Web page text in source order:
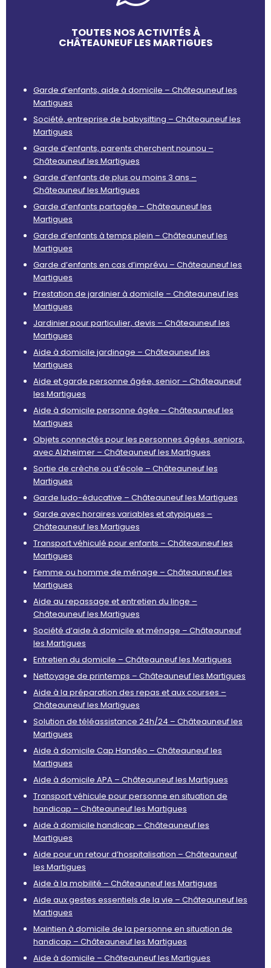
TOUTES NOS ACTIVITÉS À
CHÂTEAUNEUF LES MARTIGUES
Garde d’enfants, aide à domicile – Châteauneuf les
Martigues
Société, entreprise de babysitting – Châteauneuf les
Martigues
Garde d’enfants, parents cherchent nounou –
Châteauneuf les Martigues
Garde d’enfants de plus ou moins 3 ans –
Châteauneuf les Martigues
Garde d’enfants partagée – Châteauneuf les
Martigues
Garde d’enfants à temps plein – Châteauneuf les
Martigues
Garde d’enfants en cas d’imprévu – Châteauneuf les
Martigues
Prestation de jardinier à domicile – Châteauneuf les
Martigues
Jardinier pour particulier, devis – Châteauneuf les
Martigues
Aide à domicile jardinage – Châteauneuf les
Martigues
Aide et garde personne âgée, senior – Châteauneuf
les Martigues
Aide à domicile personne âgée – Châteauneuf les
Martigues
Objets connectés pour les personnes âgées, seniors,
avec Alzheimer – Châteauneuf les Martigues
Sortie de crèche ou d’école – Châteauneuf les
Martigues
Garde ludo-éducative – Châteauneuf les Martigues
Garde avec horaires variables et atypiques –
Châteauneuf les Martigues
Transport véhiculé pour enfants – Châteauneuf les
Martigues
Femme ou homme de ménage – Châteauneuf les
Martigues
Aide au repassage et entretien du linge –
Châteauneuf les Martigues
Société d’aide à domicile et ménage – Châteauneuf
les Martigues
Entretien du domicile – Châteauneuf les Martigues
Nettoyage de printemps – Châteauneuf les Martigues
Aide à la préparation des repas et aux courses –
Châteauneuf les Martigues
Solution de téléassistance 24h/24 – Châteauneuf les
Martigues
Aide à domicile Cap Handéo – Châteauneuf les
Martigues
Aide à domicile APA – Châteauneuf les Martigues
Transport véhicule pour personne en situation de
handicap – Châteauneuf les Martigues
Aide à domicile handicap – Châteauneuf les
Martigues
Aide pour un retour d’hospitalisation – Châteauneuf
les Martigues
Aide à la mobilité – Châteauneuf les Martigues
Aide aux gestes essentiels de la vie – Châteauneuf les
Martigues
Maintien à domicile de la personne en situation de
handicap – Châteauneuf les Martigues
Aide à domicile – Châteauneuf les Martigues